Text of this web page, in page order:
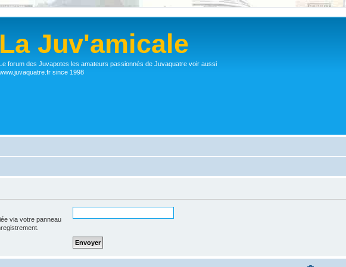
Juv'amicale
forum des Juvapotes les amateurs passionnés de Juvaquatre voir aussi
since 1998
via votre panneau